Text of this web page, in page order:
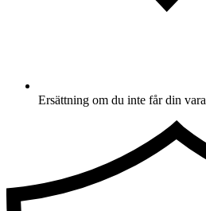
Ersättning om du inte får din vara